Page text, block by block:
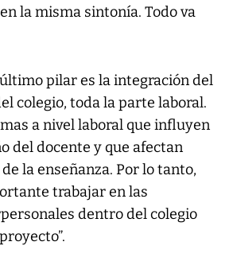
la misma sintonía. Todo va
pilar es la integración del
colegio, toda la parte laboral.
a nivel laboral que influyen
del docente y que afectan
la enseñanza. Por lo tanto,
trabajar en las
dentro del colegio